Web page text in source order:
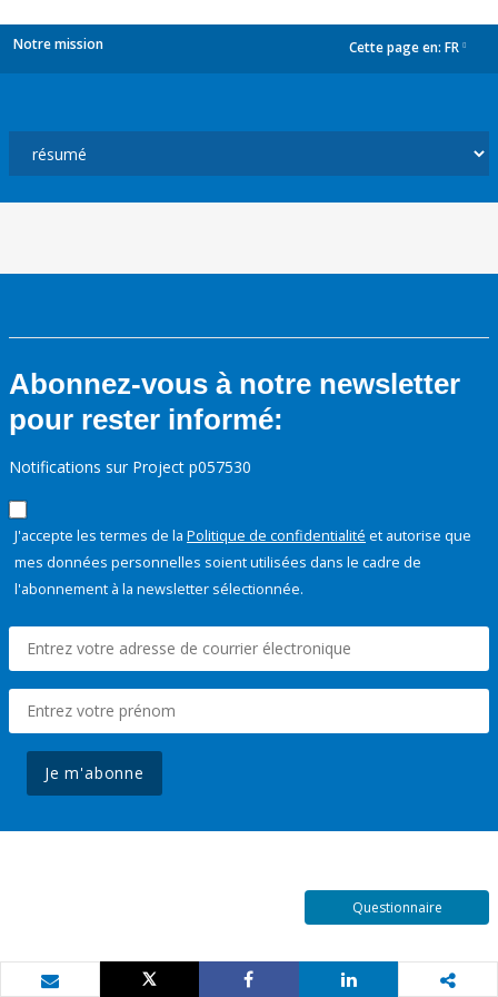
Notre mission Cette page en: FR
Abonnez-vous à notre newsletter
pour rester informé:
Notifications sur Project p057530
J'accepte les termes de la Politique de confidentialité et autorise que
mes données personnelles soient utilisées dans le cadre de
l'abonnement à la newsletter sélectionnée.
Je m'abonne
Questionnaire